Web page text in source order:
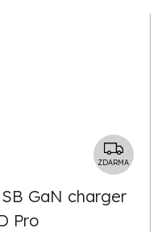
Z
D
R
ZDARMA
GaN charger
Pro